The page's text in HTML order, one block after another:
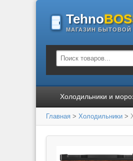
Tehno
МАГАЗИН БЫТОВОЙ
Холодильники и
Главная > Холодильники >